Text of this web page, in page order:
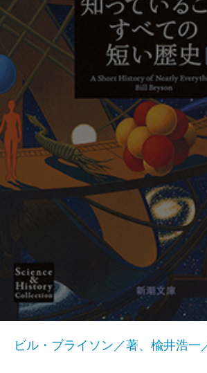
ビル・ブライソン／著、楡井浩一